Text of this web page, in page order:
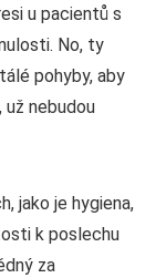
u pacientů s
No, ty
pohyby, aby
nebudou
jako je hygiena,
k poslechu
za